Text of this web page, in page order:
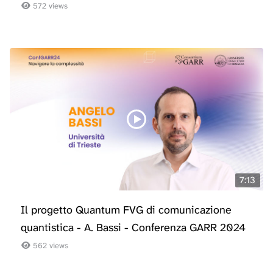
572 views
7:13
Il progetto Quantum FVG di comunicazione
quantistica - A. Bassi - Conferenza GARR 2024
562 views